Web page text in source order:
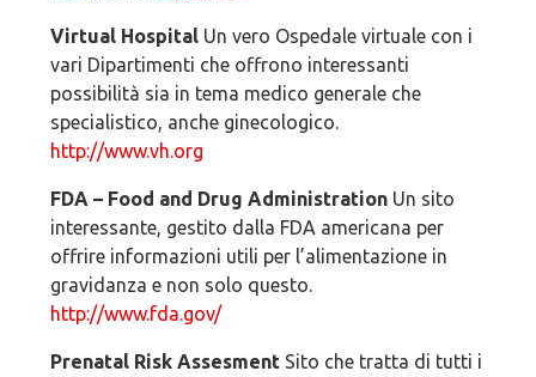
Virtual HospitalUn vero Ospedale virtuale con i
vari Dipartimenti che offrono interessanti
possibilità sia in tema medico generale che
specialistico, anche ginecologico.
http://www.vh.org
FDA – Food and Drug AdministrationUn sito
interessante, gestito dalla FDA americana per
offrire informazioni utili per l’alimentazione in
gravidanza e non solo questo.
http://www.fda.gov/
Prenatal Risk AssesmentSito che tratta di tutti i